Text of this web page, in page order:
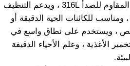
الموقع مصنوع من الفولاذ المقاوم للصدأ 316L ، ويدعم التنظيف
CIP المباشر والتعقيم SIP ، ومناسب للكائنات الحية الدقيقة أو
، ويستخدم على نطاق واسع في
الأغذية ، وعلم الأحياء الدقيقة